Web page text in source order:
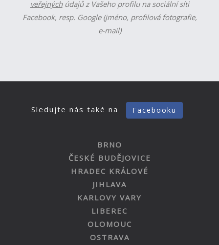
veřejnýchúdajů z Vašeho profilu na sociální síti
Facebook, resp. Google (jméno, profilová fotografie,
e-mail)
Sledujte nás také na Facebooku
BRNO
ČESKÉ BUDĚJOVICE
HRADEC KRÁLOVÉ
JIHLAVA
KARLOVY VARY
LIBEREC
OLOMOUC
OSTRAVA